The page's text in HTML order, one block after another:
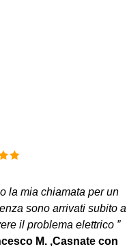
la mia chiamata per un
sono arrivati subito a
il problema elettrico ”
M. ,Casnate con